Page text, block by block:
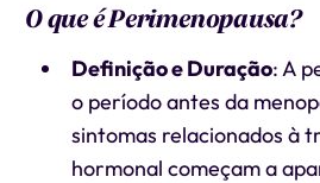
O que é Perimenopausa?
Definição e Duração: A
o período antes da
sintomas relacionados à
hormonal começam a